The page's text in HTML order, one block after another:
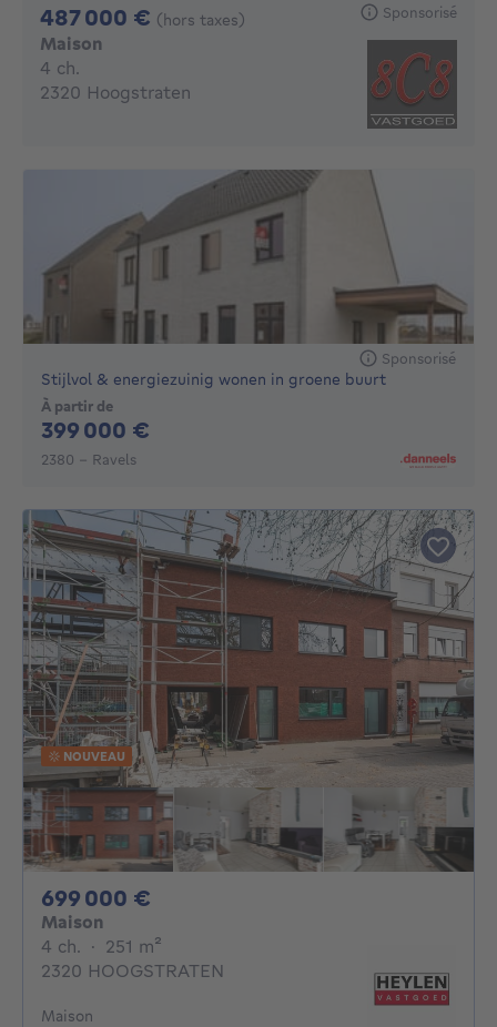
487 000 € 487000€
(hors taxes) Sponsorisé
Maison
4 ch.
2320 Hoogstraten
Sponsorisé
Stijlvol & energiezuinig wonen in groene buurt
À partir de
399 000 €
2380 - Ravels
NOUVEAU
699 000 €
Maison
4 ch. 4 chambres
· 251 m²
2320 HOOGSTRATEN
Maison